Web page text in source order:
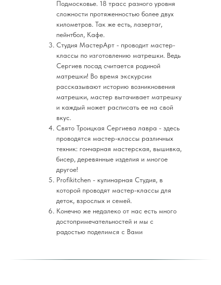
Подмосковье. 18 трасс разного уровня
сложности протяженностью более двух
километров. Так же есть, лазертаг,
пейнтбол, Кафе.
Студия МастерАрт - проводит мастер-
классы по изготовлению матрешки. Ведь
Сергиев посад считается родиной
матрешки! Во время экскурсии
рассказывают историю возникновения
матрешки, мастер вытачивает матрешку
и каждый может расписать ее на свой
вкус.
Свято Троицкая Сергиева лавра - здесь
проводятся мастер-классы различных
техник: гончарная мастерская, вышивка,
бисер, деревянные изделия и многое
другое!
Profikitchen - кулинарная Студия, в
которой проводят мастер-классы для
деток, взрослых и семей.
Конечно же недалеко от нас есть много
достопримечательностей и мы с
радостью поделимся с Вами